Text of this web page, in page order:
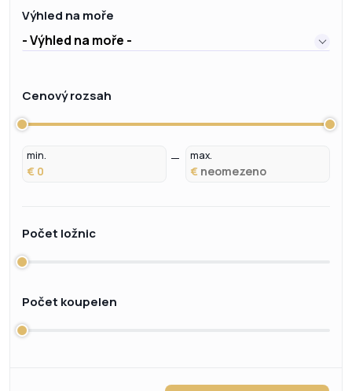
Výhled na moře
- Výhled na moře -
Cenový rozsah
min.
€
max.
€
Počet ložnic
Počet koupelen